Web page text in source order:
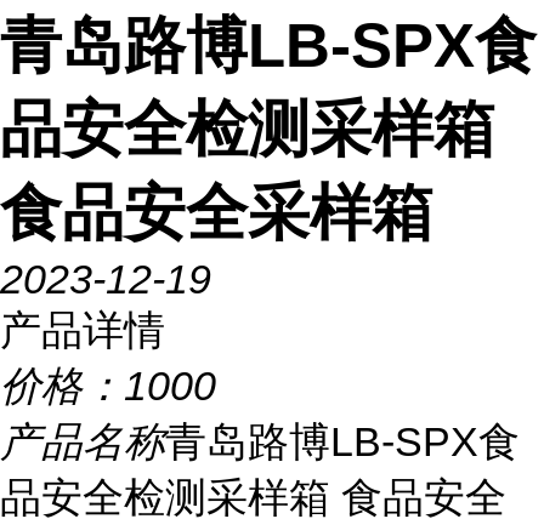
青岛路博LB-SPX食
品安全检测采样箱
食品安全采样箱
2023-12-19
产品详情
价格： 1000
产品名称青岛路博LB-SPX食
品安全检测采样箱 食品安全